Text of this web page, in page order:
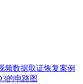
频数据取证恢复案例
的电路图